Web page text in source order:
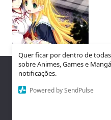
Quer ficar por dentro de
sobre Animes, Games e
notificações.
Powered by SendPulse
As 5 Waifus
Nós utilizamos cookies para
experiência em nosso site.
assumimos que